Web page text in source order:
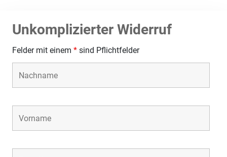
Unkomplizierter Widerruf
Felder mit einem * sind Pflichtfelder